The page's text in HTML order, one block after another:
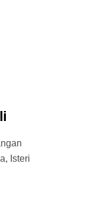
Isteri